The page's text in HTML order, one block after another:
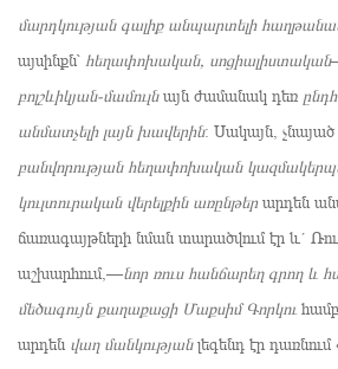
մարդկության գալիք անպարտելի
այսինքն՝ հեղափոխական, սոցիալիստական
բոլշևիկյան-մամուլնայն ժամանակ դեռ
անմատչելի լայն խավերին։ Սակայն,
բանվորության հեղափոխական
կուլտուրական վերելքին առընթեր արդեն
ճառագայթների նման տարածվում էր և´
աշխարհում,—նոր ռուս հանճարեղ գրող և
մեծագույն քաղաքացի Մաքսիմ Գորկու
արդեն վաղ մանկությանլեգենդ էր դառնում